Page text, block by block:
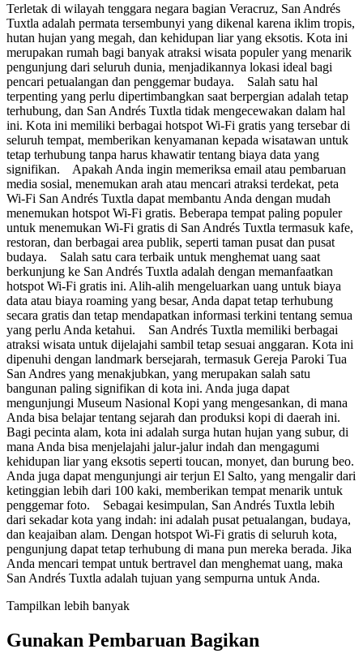
Terletak di wilayah tenggara negara bagian Veracruz, San Andrés
Tuxtla adalah permata tersembunyi yang dikenal karena iklim tropis,
hutan hujan yang megah, dan kehidupan liar yang eksotis. Kota ini
merupakan rumah bagi banyak atraksi wisata populer yang menarik
pengunjung dari seluruh dunia, menjadikannya lokasi ideal bagi
pencari petualangan dan penggemar budaya. Salah satu hal
terpenting yang perlu dipertimbangkan saat berpergian adalah tetap
terhubung, dan San Andrés Tuxtla tidak mengecewakan dalam hal
ini. Kota ini memiliki berbagai hotspot Wi-Fi gratis yang tersebar di
seluruh tempat, memberikan kenyamanan kepada wisatawan untuk
tetap terhubung tanpa harus khawatir tentang biaya data yang
signifikan. Apakah Anda ingin memeriksa email atau pembaruan
media sosial, menemukan arah atau mencari atraksi terdekat, peta
Wi-Fi San Andrés Tuxtla dapat membantu Anda dengan mudah
menemukan hotspot Wi-Fi gratis. Beberapa tempat paling populer
untuk menemukan Wi-Fi gratis di San Andrés Tuxtla termasuk kafe,
restoran, dan berbagai area publik, seperti taman pusat dan pusat
budaya. Salah satu cara terbaik untuk menghemat uang saat
berkunjung ke San Andrés Tuxtla adalah dengan memanfaatkan
hotspot Wi-Fi gratis ini. Alih-alih mengeluarkan uang untuk biaya
data atau biaya roaming yang besar, Anda dapat tetap terhubung
secara gratis dan tetap mendapatkan informasi terkini tentang semua
yang perlu Anda ketahui. San Andrés Tuxtla memiliki berbagai
atraksi wisata untuk dijelajahi sambil tetap sesuai anggaran. Kota ini
dipenuhi dengan landmark bersejarah, termasuk Gereja Paroki Tua
San Andres yang menakjubkan, yang merupakan salah satu
bangunan paling signifikan di kota ini. Anda juga dapat
mengunjungi Museum Nasional Kopi yang mengesankan, di mana
Anda bisa belajar tentang sejarah dan produksi kopi di daerah ini.
Bagi pecinta alam, kota ini adalah surga hutan hujan yang subur, di
mana Anda bisa menjelajahi jalur-jalur indah dan mengagumi
kehidupan liar yang eksotis seperti toucan, monyet, dan burung beo.
Anda juga dapat mengunjungi air terjun El Salto, yang mengalir dari
ketinggian lebih dari 100 kaki, memberikan tempat menarik untuk
penggemar foto. Sebagai kesimpulan, San Andrés Tuxtla lebih
dari sekadar kota yang indah: ini adalah pusat petualangan, budaya,
dan keajaiban alam. Dengan hotspot Wi-Fi gratis di seluruh kota,
pengunjung dapat tetap terhubung di mana pun mereka berada. Jika
Anda mencari tempat untuk bertravel dan menghemat uang, maka
San Andrés Tuxtla adalah tujuan yang sempurna untuk Anda.
Tampilkan lebih banyak
Gunakan Pembaruan Bagikan